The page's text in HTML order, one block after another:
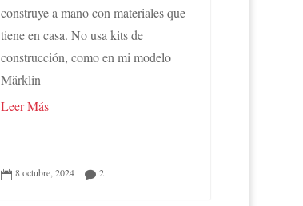
construye a mano con materiales que
tiene en casa. No usa kits de
construcción, como en mi modelo
Märklin
Leer Más
 8 octubre, 2024  2